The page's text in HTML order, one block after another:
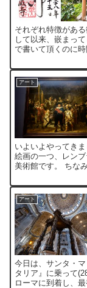
それぞれ特徴があ
して以来、嵌まっ
で書いて頂くのに
アート
いよいよやってき
絵画の一つ、レン
美術館です。 ちな
アート
今日は、サンタ・
タリア』に乗って
ローマに到着し、